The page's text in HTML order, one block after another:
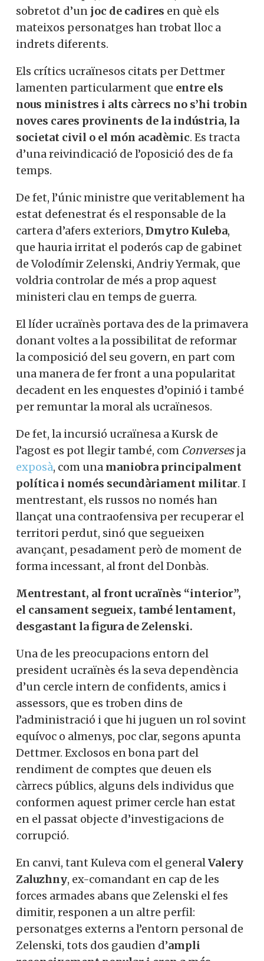
sobretot d’un joc de cadires en què els
mateixos personatges han trobat lloc a
indrets diferents.
Els crítics ucraïnesos citats per Dettmer
lamenten particularment que entre els
nous ministres i alts càrrecs no s’hi trobin
noves cares provinents de la indústria, la
societat civil o el món acadèmic. Es tracta
d’una reivindicació de l’oposició des de fa
temps.
De fet, l’únic ministre que veritablement ha
estat defenestrat és el responsable de la
cartera d’afers exteriors, Dmytro Kuleba,
que hauria irritat el poderós cap de gabinet
de Volodímir Zelenski, Andriy Yermak, que
voldria controlar de més a prop aquest
ministeri clau en temps de guerra.
El líder ucraïnès portava des de la primavera
donant voltes a la possibilitat de reformar
la composició del seu govern, en part com
una manera de fer front a una popularitat
decadent en les enquestes d’opinió i també
per remuntar la moral als ucraïnesos.
De fet, la incursió ucraïnesa a Kursk de
l’agost es pot llegir també, com Conversesja
exposà, com una maniobra principalment
política i només secundàriament militar. I
mentrestant, els russos no només han
llançat una contraofensiva per recuperar el
territori perdut, sinó que segueixen
avançant, pesadament però de moment de
forma incessant, al front del Donbàs.
Mentrestant, al front ucraïnès “interior”,
el cansament segueix, també lentament,
desgastant la figura de Zelenski.
Una de les preocupacions entorn del
president ucraïnès és la seva dependència
d’un cercle intern de confidents, amics i
assessors, que es troben dins de
l’administració i que hi juguen un rol sovint
equívoc o almenys, poc clar, segons apunta
Dettmer. Exclosos en bona part del
rendiment de comptes que deuen els
càrrecs públics, alguns dels individus que
conformen aquest primer cercle han estat
en el passat objecte d’investigacions de
corrupció.
En canvi, tant Kuleva com el generalValery
Zaluzhny, ex-comandant en cap de les
forces armades abans que Zelenski el fes
dimitir, responen a un altre perfil:
personatges externs a l’entorn personal de
Zelenski, tots dos gaudien d’ampli